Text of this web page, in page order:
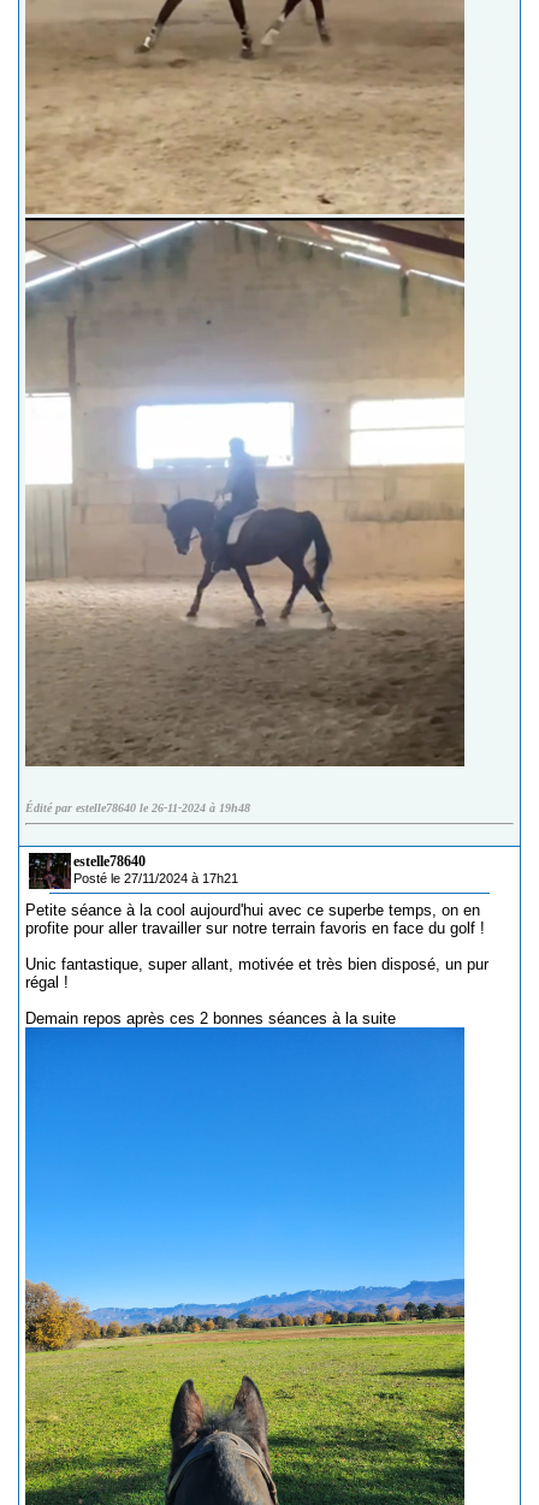
Édité par estelle78640 le 26-11-2024 à 19h48
estelle78640
Posté le 27/11/2024 à 17h21
Petite séance à la cool aujourd'hui avec ce superbe temps, on en
profite pour aller travailler sur notre terrain favoris en face du golf !
Unic fantastique, super allant, motivée et très bien disposé, un pur
régal !
Demain repos après ces 2 bonnes séances à la suite